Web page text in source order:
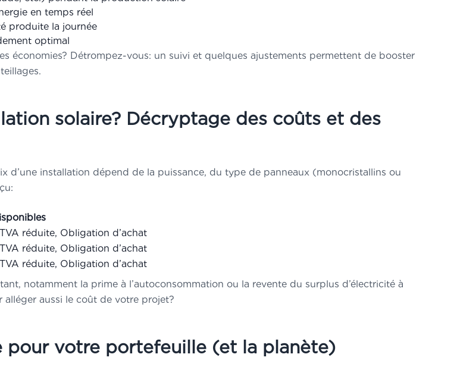
en temps réel
produite la journée
optimal
économies? Détrompez-vous: un suivi et quelques ajustements permettent de booster
solaire? Décryptage des coûts et des
installation dépend de la puissance, du type de panneaux (monocristallins ou
réduite, Obligation d’achat
réduite, Obligation d’achat
réduite, Obligation d’achat
notamment la prime à l’autoconsommation ou la revente du surplus d’électricité à
aussi le coût de votre projet?
pour votre portefeuille (et la planète)